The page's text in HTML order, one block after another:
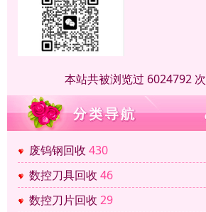
本站共被浏览过 6024792 次
废钨钢回收 430
数控刀具回收 46
数控刀片回收 29